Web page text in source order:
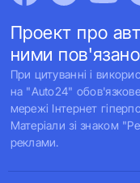
Проект про
ними
При цитуванні і
на "Auto24"
мережі Інтернет
Матеріали зі знаком
реклами.